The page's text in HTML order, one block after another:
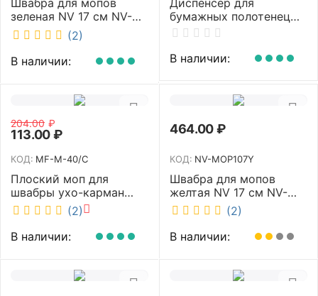
Швабра для мопов
зеленая NV 17 см NV-
MOP107G (2)
В наличии:
Диспенсер для
бумажных полотенец
NV белый K4 NV
В наличии:
204.00 ₽
113.00₽
КОД: MF-M-40/C
Плоский моп для
швабры ухо-карман
белый 40 см NV MF-M-
40/C
(2)
В наличии:
464.00₽
КОД: NV-MOP107Y
Швабра для мопов
желтая NV 17 см NV-
MOP107Y (2)
В наличии: